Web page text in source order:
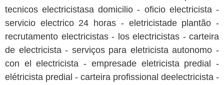
tecnicos electricistasa domicilio - oficio electricista -
servicio electrico 24 horas - eletricistade plantão -
recrutamento electricistas - los electricistas - carteira
de electricista - serviços para eletricista autonomo -
con el electricista - empresade eletricista predial -
elétricista predial - carteira profissional deelectricista -